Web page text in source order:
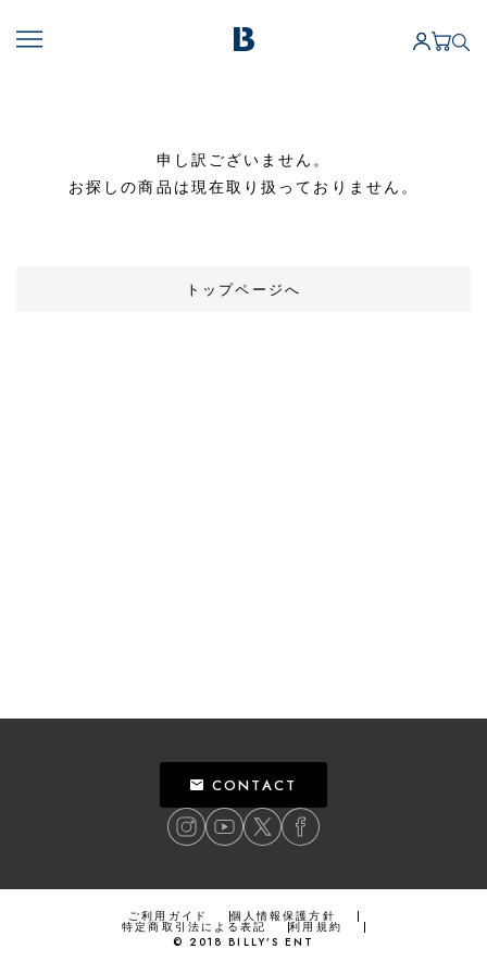
申し訳ございません。
お探しの商品は現在取り扱っておりません。
トップページへ
CONTACT
ご利用ガイド 個人情報保護方針
特定商取引法による表記
利用規約
© 2018 BILLY’S ENT